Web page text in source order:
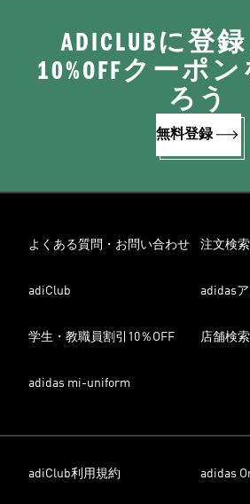
ADICLUBに登
10%OFFクーポ
ろう
無料登録
よくある質問・お問い合わせ 注文検索
adiClub adidasア
学生・教職員割引10％OFF 店舗検索
adidas mi-uniform
adiClub利用規約 adidas